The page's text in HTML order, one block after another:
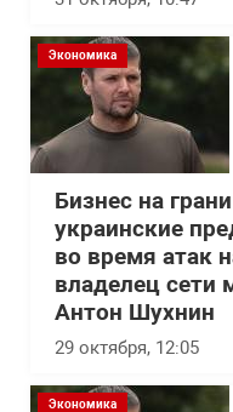
Экономика
Бизнес на
украинские
во время атак
владелец сети
Антон Шухнин
29 октября, 12:05
Экономика